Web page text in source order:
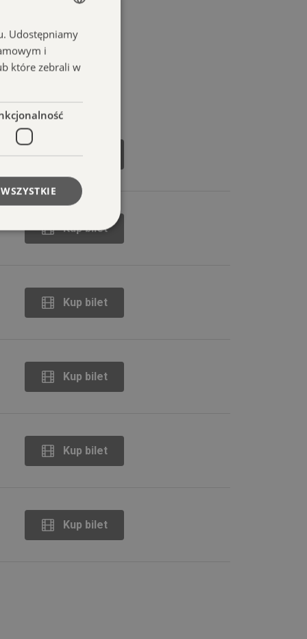
Kup bilet
Kup bilet
Kup bilet
Kup bilet
Kup bilet
Kup bilet
POLISH
Udostępniamy
i
które zebrali w
ten plik cookie
użytkowników.
filtrowania